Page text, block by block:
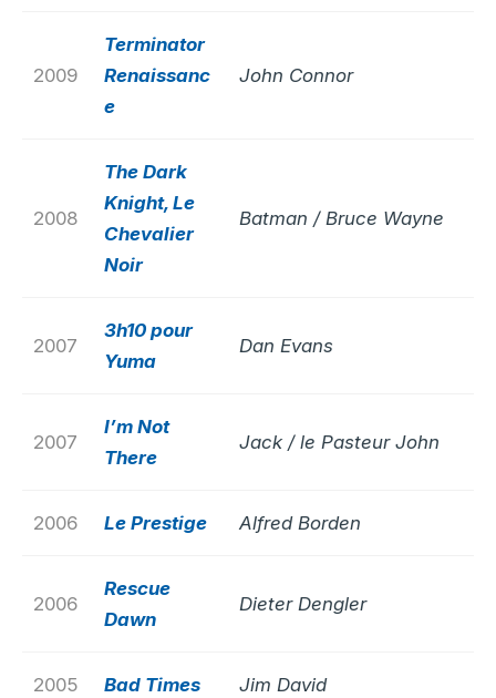
2009
Terminator
Renaissanc
e
John Connor
2008
The Dark
Knight, Le
Chevalier
Noir
Batman / Bruce Wayne
2007
3h10 pour
Yuma
Dan Evans
2007
I’m Not
There
Jack / le Pasteur John
2006 Le Prestige Alfred Borden
2006
Rescue
Dawn
Dieter Dengler
2005 Bad Times Jim David